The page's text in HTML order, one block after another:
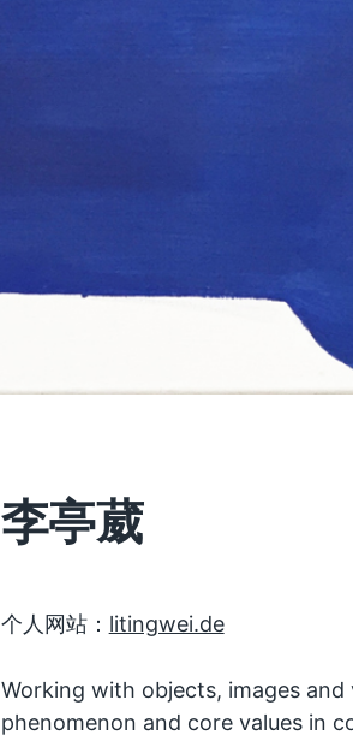
李亭葳
个人网站： litingwei.de
Working with objects, images
phenomenon and core values in